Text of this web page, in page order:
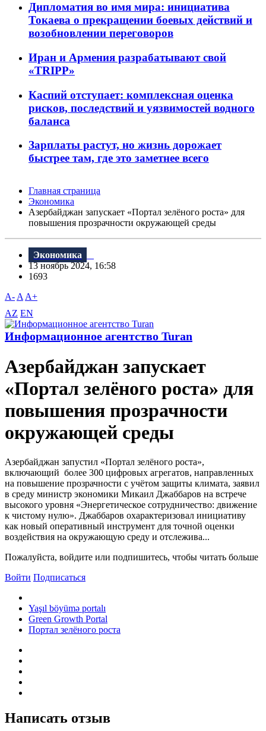
Дипломатия во имя мира: инициатива
Токаева о прекращении боевых действий и
возобновлении переговоров
Иран и Армения разрабатывают свой
«TRIPP»
Каспий отступает: комплексная оценка
рисков, последствий и уязвимостей водного
баланса
Зарплаты растут, но жизнь дорожает
быстрее там, где это заметнее всего
Главная страница
Экономика
Азербайджан запускает «Портал зелёного роста» для
повышения прозрачности окружающей среды
Экономика
13 ноябрь 2024, 16:58
1693
A- A A+
AZ EN
Информационное агентство Turan
Азербайджан запускает
«Портал зелёного роста» для
повышения прозрачности
окружающей среды
Азербайджан запустил «Портал зелёного роста»,
включающий более 300 цифровых агрегатов, направленных
на повышение прозрачности с учётом защиты климата, заявил
в среду министр экономики Микаил Джаббаров на встрече
высокого уровня «Энергетическое сотрудничество: движение
к чистому нулю». Джаббаров охарактеризовал инициативу
как новый оперативный инструмент для точной оценки
воздействия на окружающую среду и отслежива...
Пожалуйста, войдите или подпишитесь, чтобы читать больше
Войти Подписаться
Yaşıl böyümə portalı
Green Growth Portal
Портал зелёного роста
Написать отзыв